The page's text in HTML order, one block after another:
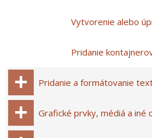
Vytvorenie alebo
Pridanie
Pridanie a formátovanie
Grafické prvky, médiá a iné